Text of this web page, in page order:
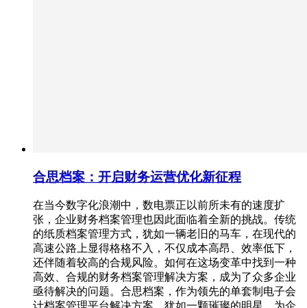
合思档案：开启财务运营优化新征程
在当今数字化浪潮中，数电票正以前所未有的速度扩
张，企业财务档案管理也因此面临着全新的挑战。传统
的纸质档案管理方式，犹如一辆老旧的马车，在现代的
高速公路上显得格格不入，不仅成本高昂、效率低下，
还伴随着较高的合规风险。如何在这场变革中找到一种
高效、合规的财务档案管理解决方案，成为了众多企业
亟待解决的问题。合思档案，作为领先的单套制电子会